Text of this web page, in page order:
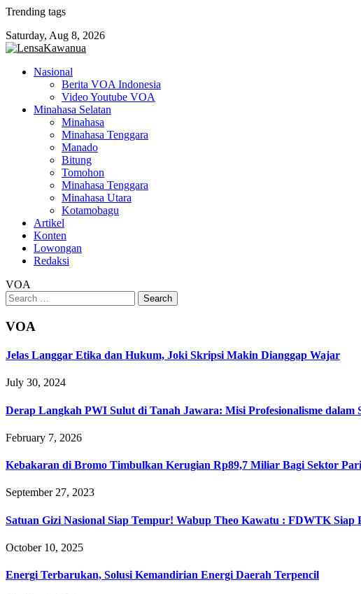
Skip
content
Trending tags
Saturday, Aug 8, 2026
Nasional
Berita VOA Indonesia
Video Youtube VOA
Minahasa Selatan
Minahasa
Minahasa Tenggara
Manado
Bitung
Tomohon
Minahasa Tenggara
Minahasa Utara
Kotamobagu
Artikel
Konten
Lowongan
Redaksi
VOA
Search
for:
VOA
Jelas Langgar Etika dan Hukum, Joki Skripsi Makin Dianggap Wajar
July 30, 2024
Derap Langkah PWI Sulut di Tanah Jawara: Misi Profesionalisme dalam
February 7, 2026
Kebakaran di Bromo Timbulkan Kerugian Rp89,7 Miliar Bagi Sektor
September 27, 2023
Satuan Gizi Nasional Siap Tempur! Wabup Theo Kawatu : FDWTK Siap
October 10, 2025
Energi Terbarukan, Solusi Kemandirian Energi Daerah Terpencil